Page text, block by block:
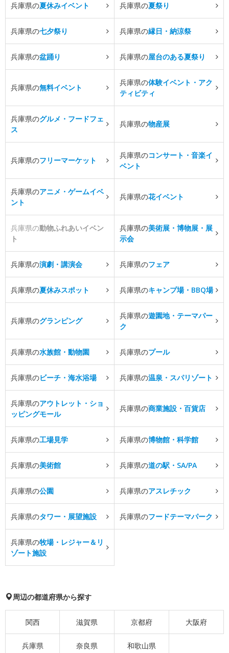
兵庫県の夏休みイベント 兵庫県の夏祭り
兵庫県の七夕祭り 兵庫県の縁日・納涼祭
兵庫県の盆踊り 兵庫県の屋台のある夏祭り
兵庫県の無料イベント
兵庫県の体験イベント・アク
ティビティ
兵庫県のグルメ・フードフェ
ス
兵庫県の物産展
兵庫県のフリーマーケット
兵庫県のコンサート・音楽イ
ベント
兵庫県のアニメ・ゲームイベ
ント
兵庫県の花イベント
兵庫県の動物ふれあいイベン
ト
兵庫県の美術展・博物展・展
示会
兵庫県の演劇・講演会 兵庫県のフェア
兵庫県の夏休みスポット 兵庫県のキャンプ場・BBQ場
兵庫県のグランピング
兵庫県の遊園地・テーマパー
ク
兵庫県の水族館・動物園 兵庫県のプール
兵庫県のビーチ・海水浴場 兵庫県の温泉・スパリゾート
兵庫県のアウトレット・ショ
ッピングモール
兵庫県の商業施設・百貨店
兵庫県の工場見学 兵庫県の博物館・科学館
兵庫県の美術館 兵庫県の道の駅・SA/PA
兵庫県の公園 兵庫県のアスレチック
兵庫県のタワー・展望施設 兵庫県のフードテーマパーク
兵庫県の牧場・レジャー＆リ
ゾート施設
周辺の都道府県から探す
関西 滋賀県 京都府 大阪府
兵庫県 奈良県 和歌山県